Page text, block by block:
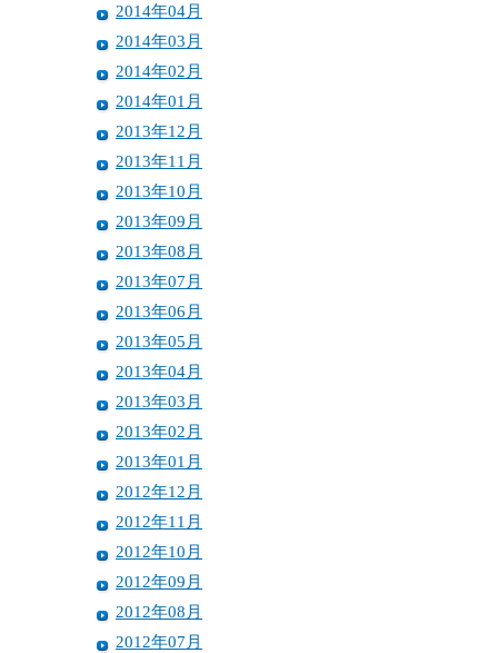
2014年04月
2014年03月
2014年02月
2014年01月
2013年12月
2013年11月
2013年10月
2013年09月
2013年08月
2013年07月
2013年06月
2013年05月
2013年04月
2013年03月
2013年02月
2013年01月
2012年12月
2012年11月
2012年10月
2012年09月
2012年08月
2012年07月